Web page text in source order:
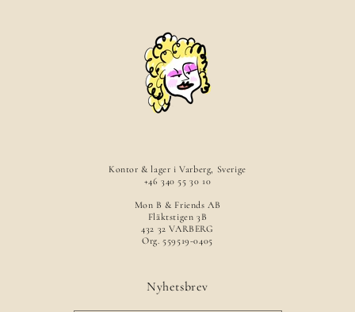
Kontor & lager i Varberg, Sverige
+46 340 55 30 10
Mon B & Friends AB
Fläktstigen 3B
432 32 VARBERG
Org. 559519-0405
Nyhetsbrev